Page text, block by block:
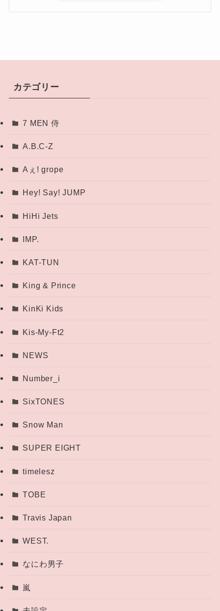
カテゴリー
7 MEN 侍
A.B.C-Z
Aぇ! grope
Hey! Say! JUMP
HiHi Jets
IMP.
KAT-TUN
King & Prince
KinKi Kids
Kis-My-Ft2
NEWS
Number_i
SixTONES
Snow Man
SUPER EIGHT
timelesz
TOBE
Travis Japan
WEST.
なにわ男子
嵐